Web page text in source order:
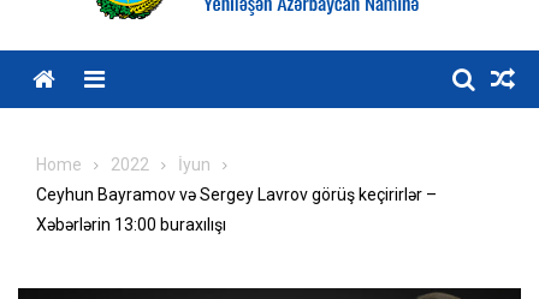
Home 2022
İyun
Ceyhun Bayramov və Sergey Lavrov görüş keçirirlər –
Xəbərlərin 13:00 buraxılışı